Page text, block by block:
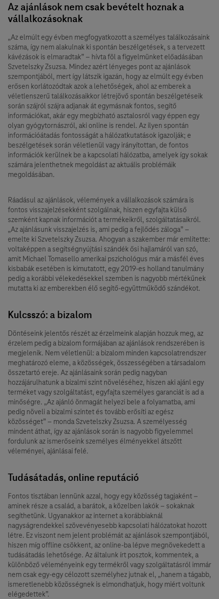
Az ajánlások nem csak bevételt hoznak a
vállalkozásoknak
„Az elmúlt egy évben megfogyatkozott a személyes találkozásaink
száma, így nem alakulnak ki spontán beszélgetések, s a tervezett
kávézások is elmaradtak” – hívta föl a figyelmünket előadásában
Szvetelszky Zsuzsa. Mindez azért lényeges pont az ajánlások
szempontjából, mert így látszik igazán, hogy az elmúlt egy évben
erősen korlátozódtak azok a lehetőségek, ahol az emberek a
véletlenszerű találkozásaikkor létrejövő spontán beszélgetéseik
során szájról szájra adjanak át egymásnak fontos, segítő
információkat, akár egy megbízható asztalosról vagy éppen egy
olyan gyógytornászról, aki online is rendel. Az ilyen spontán
információátadás fontosságát a hálózatkutatások igazolják; e
beszélgetések során véletlenül vagy irányítottan, de fontos
információk kerülnek be a kapcsolati hálózatba, amelyek így sokak
számára jelenthetnek megoldást az aktuális problémáik
megoldásában.
Ráadásul az ajánlások, vélemények a vállalkozások számára is
fontos ⁣visszajelzésekként szolgálnak, hiszen egyfajta külső
szemként kapnak információt a termékeikről, szolgáltatásaikról.
„Az ajánlásunk visszajelzés is, ami pedig a fejlődés záloga” –
emelte ki Szvetelszky Zsuzsa. Ahogyan a szakember már említette:
voltaképpen a segítségnyújtási szándék ősi hajlamáról van szó,
amit Michael Tomasello amerikai pszichológus már a másfél éves
kisbabák esetében is kimutatott, egy 2019-es holland tanulmány
pedig a korábbi vélekedésekkel szemben is nagyobb mértékűnek
mutatta ki az emberekben élő segítő-együttműködő szándékot.
Kulcsszó: a bizalom
Döntéseink jelentős részét az érzelmeink alapján hozzuk meg, az
érzelem pedig a bizalom formájában az ajánlások rendszerében is
megjelenik. Nem véletlenül: a bizalom minden kapcsolatrendszer
meghatározó eleme, a közösségek, összességében a társadalom
összetartó ereje. Az ajánlásaink során pedig nagyban
hozzájárulhatunk a bizalmi szint növeléséhez, hiszen aki ajánl egy
terméket vagy szolgáltatást, egyfajta személyes garanciát is ad a
minőségre. „Az ajánló önmagát helyezi bele a folyamatba, ami
pedig növeli a bizalmi szintet és tovább erősíti az egész
közösséget” – monda Szvetelszky Zsuzsa. A személyesség
mindent áthat, így az ajánlások során is nagyobb figyelemmel
fordulunk az ismerőseink személyes élményekkel átszőtt
véleményei, ajánlásai felé.
Tudásátadás, online reputáció
Fontos tisztában lennünk azzal, hogy egy közösség tagjaként –
aminek része a család, a barátok, a közelben lakók – sokaknak
segíthetünk. Ugyanakkor az internet a korábbiaknál
nagyságrendekkel szövevényesebb kapcsolati hálózatokat hozott
létre. Ez viszont nem jelent problémát az ajánlások szempontjából,
hiszen míg offline csökkent, az online-ba lépve megnövekedett a
tudásátadás lehetősége. Az általunk írt posztok, kommentek, a
különböző véleményeink egy termékről vagy szolgáltatásról immár
nem csak egy-egy célozott személyhez jutnak el, „hanem a tágabb,
ismeretlenebb közösségnek is elmondhatjuk, hogy miért voltunk
elégedettek”.